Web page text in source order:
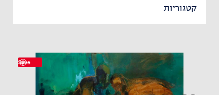
קטגוריות
Save